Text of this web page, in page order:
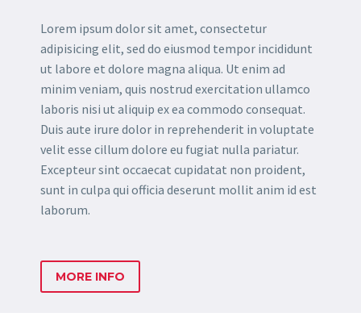
Lorem ipsum dolor sit amet, consectetur
adipisicing elit, sed do eiusmod tempor incididunt
ut labore et dolore magna aliqua. Ut enim ad
minim veniam, quis nostrud exercitation ullamco
laboris nisi ut aliquip ex ea commodo consequat.
Duis aute irure dolor in reprehenderit in voluptate
velit esse cillum dolore eu fugiat nulla pariatur.
Excepteur sint occaecat cupidatat non proident,
sunt in culpa qui officia deserunt mollit anim id est
laborum.
MORE INFO